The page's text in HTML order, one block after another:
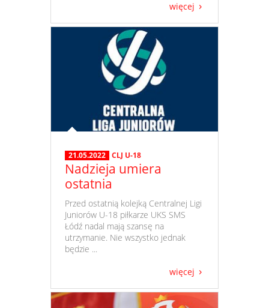
więcej
21.05.2022 CLJ U-18
Nadzieja umiera
ostatnia
​ Przed ostatnią kolejką Centralnej Ligi
Juniorów U-18 piłkarze UKS SMS
Łódź nadal mają szansę na
utrzymanie. Nie wszystko jednak
będzie ...
więcej